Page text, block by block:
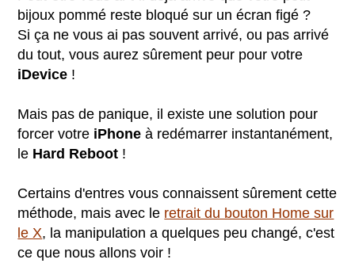
bijoux pommé reste bloqué sur un écran figé ?
Si ça ne vous ai pas souvent arrivé, ou pas arrivé
du tout, vous aurez sûrement peur pour votre
iDevice !
Mais pas de panique, il existe une solution pour
forcer votre iPhone à redémarrer instantanément,
le Hard Reboot !
Certains d'entres vous connaissent sûrement cette
méthode, mais avec le retrait du bouton Home sur
le X, la manipulation a quelques peu changé, c'est
ce que nous allons voir !